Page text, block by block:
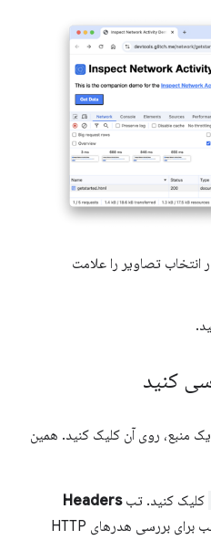
انتخاب تصاویر را علامت
کنید
منبع، روی آن کلیک کنید. همین
کلیک کنید. تبHeaders
نمایش داده می‌شود. از این تب برای بررسی هدرهای HTTP